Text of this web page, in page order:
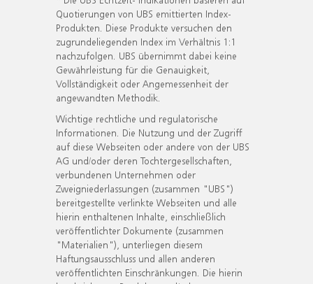
Quotierungen von UBS emittierten Index-
Produkten. Diese Produkte versuchen den
zugrundeliegenden Index im Verhältnis 1:1
nachzufolgen. UBS übernimmt dabei keine
Gewährleistung für die Genauigkeit,
Vollständigkeit oder Angemessenheit der
angewandten Methodik.
Wichtige rechtliche und regulatorische
Informationen. Die Nutzung und der Zugriff
auf diese Webseiten oder andere von der UBS
AG und/oder deren Tochtergesellschaften,
verbundenen Unternehmen oder
Zweigniederlassungen (zusammen "UBS")
bereitgestellte verlinkte Webseiten und alle
hierin enthaltenen Inhalte, einschließlich
veröffentlichter Dokumente (zusammen
"Materialien"), unterliegen diesem
Haftungsausschluss und allen anderen
veröffentlichten Einschränkungen. Die hierin